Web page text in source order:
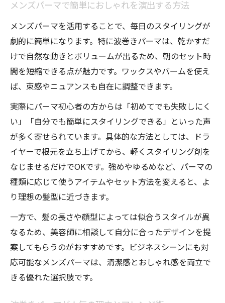
メンズパーマで簡単におしゃれを演出する方法
メンズパーマを活用することで、毎日のスタイリングが
劇的に簡単になります。特に波巻きパーマは、乾かすだ
けで自然な動きとボリュームが出るため、朝のセット時
間を短縮できる点が魅力です。ワックスやバームを使え
ば、束感やニュアンスも自在に調整できます。
実際にパーマ初心者の方からは「初めてでも失敗しにく
い」「自分でも簡単にスタイリングできる」といった声
が多く寄せられています。具体的な方法としては、ドラ
イヤーで根元を立ち上げてから、軽くスタイリング剤を
なじませるだけでOKです。強めやゆるめなど、パーマの
種類に応じて使うアイテムやセット方法を変えると、よ
り理想の髪型に近づきます。
一方で、髪の長さや顔型によっては似合うスタイルが異
なるため、美容師に相談して自分に合ったデザインを提
案してもらうのがおすすめです。ビジネスシーンにも対
応可能なメンズパーマは、清潔感とおしゃれ感を両立で
きる優れた選択肢です。